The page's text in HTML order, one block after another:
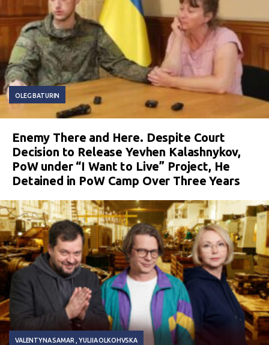
OLEG BATURIN
Enemy There and Here. Despite Court
Decision to Release Yevhen Kalashnykov,
PoW under “I Want to Live” Project, He
Detained in PoW Camp Over Three Years
VALENTYNA SAMAR YULIIA OLKOHVSKA